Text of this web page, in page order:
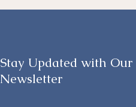
Stay Updated with Our
Newsletter